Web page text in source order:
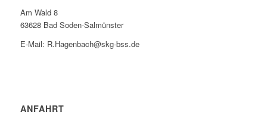
Am Wald 8
63628 Bad Soden-Salmünster
E-Mail: R.Hagenbach@skg-bss.de
ANFAHRT